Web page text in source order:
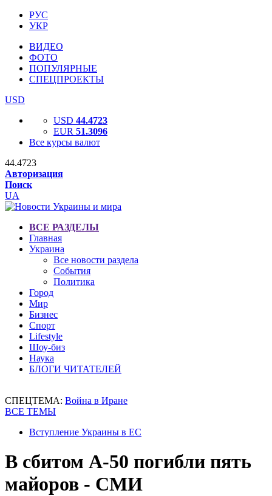
РУС
УКР
ВИДЕО
ФОТО
ПОПУЛЯРНЫЕ
СПЕЦПРОЕКТЫ
USD
USD 44.4723
EUR 51.3096
Все курсы валют
44.4723
Авторизация
Поиск
UA
ВСЕ РАЗДЕЛЫ
Главная
Украина
Все новости раздела
События
Политика
Город
Мир
Бизнес
Спорт
Lifestyle
Шоу-биз
Наука
БЛОГИ ЧИТАТЕЛЕЙ
СПЕЦТЕМА: Война в Иране
ВСЕ ТЕМЫ
Вступление Украины в ЕС
В сбитом А-50 погибли пять
майоров - СМИ